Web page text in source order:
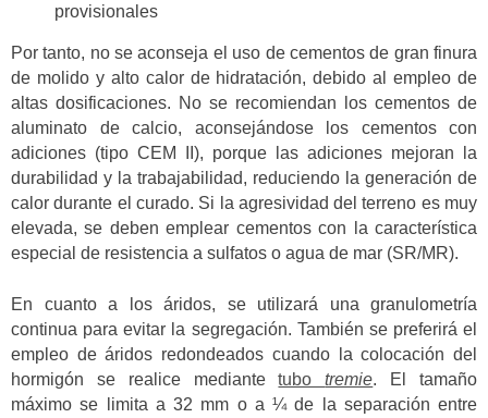
provisionales
Por tanto, no se aconseja el uso de cementos de gran finura
de molido y alto calor de hidratación, debido al empleo de
altas dosificaciones. No se recomiendan los cementos de
aluminato de calcio, aconsejándose los cementos con
adiciones (tipo CEM II), porque las adiciones mejoran la
durabilidad y la trabajabilidad, reduciendo la generación de
calor durante el curado. Si la agresividad del terreno es muy
elevada, se deben emplear cementos con la característica
especial de resistencia a sulfatos o agua de mar (SR/MR).
En cuanto a los áridos, se utilizará una granulometría
continua para evitar la segregación. También se preferirá el
empleo de áridos redondeados cuando la colocación del
hormigón se realice mediantetubotremie. El tamaño
máximo se limita a 32 mm o a ¼ de la separación entre